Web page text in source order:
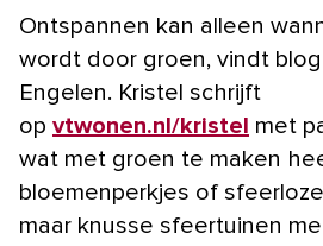
Ontspannen kan alleen
wordt door groen, vindt
Engelen. Kristel schrijft
op vtwonen.nl/kristel met
wat met groen te maken
bloemenperkjes of
maar knusse sfeertuinen